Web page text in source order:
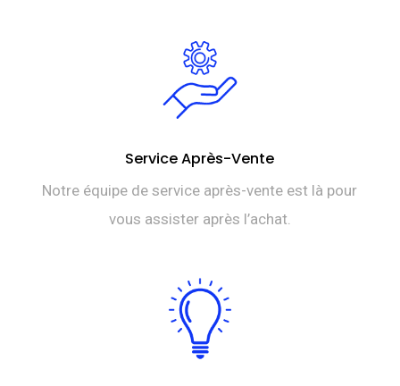
Service Après-Vente
Notre équipe de service après-vente est là pour
vous assister après l’achat.